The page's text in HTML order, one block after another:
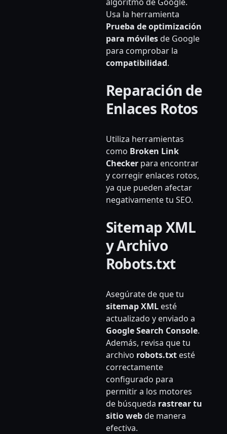
Usa la herramienta
Prueba de optimización
para móvilesde Google
para comprobar la
compatibilidad.
Reparación de
Enlaces Rotos
Utiliza herramientas
como Broken Link
Checkerpara encontrar
y corregir enlaces rotos,
ya que pueden afectar
negativamente tu SEO.
Sitemap XML
y Archivo
Robots.txt
Asegúrate de que tu
sitemap XMLesté
actualizado y enviado a
Google Search Console.
Además, revisa que tu
archivo robots.txtesté
correctamente
configurado para
permitir a los motores
de búsqueda rastrear tu
sitio webde manera
efectiva.